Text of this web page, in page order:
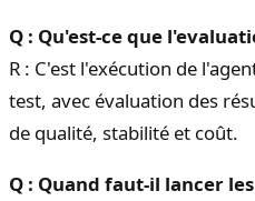
Q : Qu'est-ce que
R : C'est l'exécution de
test, avec évaluation des
de qualité, stabilité et coût.
Q : Quand faut-il lancer